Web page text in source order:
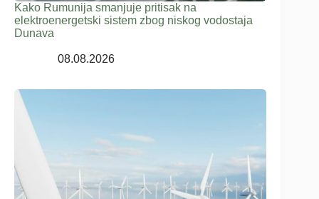
Kako Rumunija smanjuje pritisak na
elektroenergetski sistem zbog niskog vodostaja
Dunava
08.08.2026